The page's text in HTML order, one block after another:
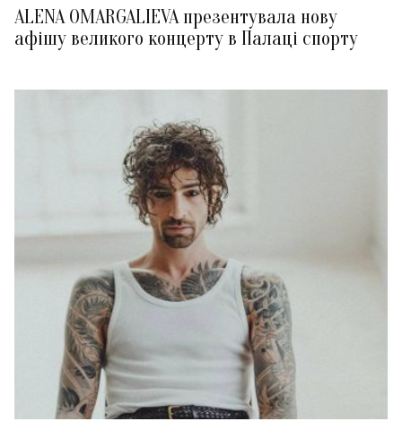
ALENA OMARGALIEVA презентувала нову
афішу великого концерту в Палаці спорту